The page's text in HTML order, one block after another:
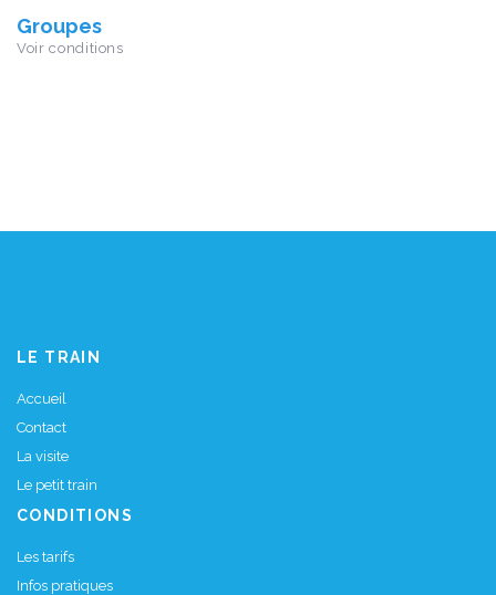
Groupes
Voir conditions
LE TRAIN
Accueil
Contact
La visite
Le petit train
CONDITIONS
Les tarifs
Infos pratiques